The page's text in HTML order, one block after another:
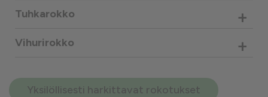
Tuhkarokko +
Vihurirokko +
Yksilöllisesti harkittavat rokotukset